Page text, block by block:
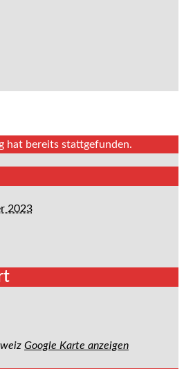
hat bereits stattgefunden.
2023
Google Karte anzeigen